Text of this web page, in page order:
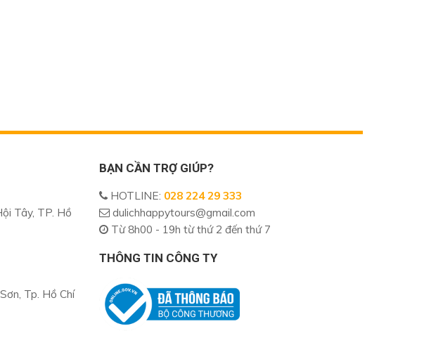
Tây, TP. Hồ
Tp. Hồ Chí
BẠN CẦN TRỢ GIÚP?
HOTLINE: 028 224 29 333
dulichhappytours@gmail.com
Từ 8h00 - 19h từ thứ 2 đến thứ 7
THÔNG TIN CÔNG TY